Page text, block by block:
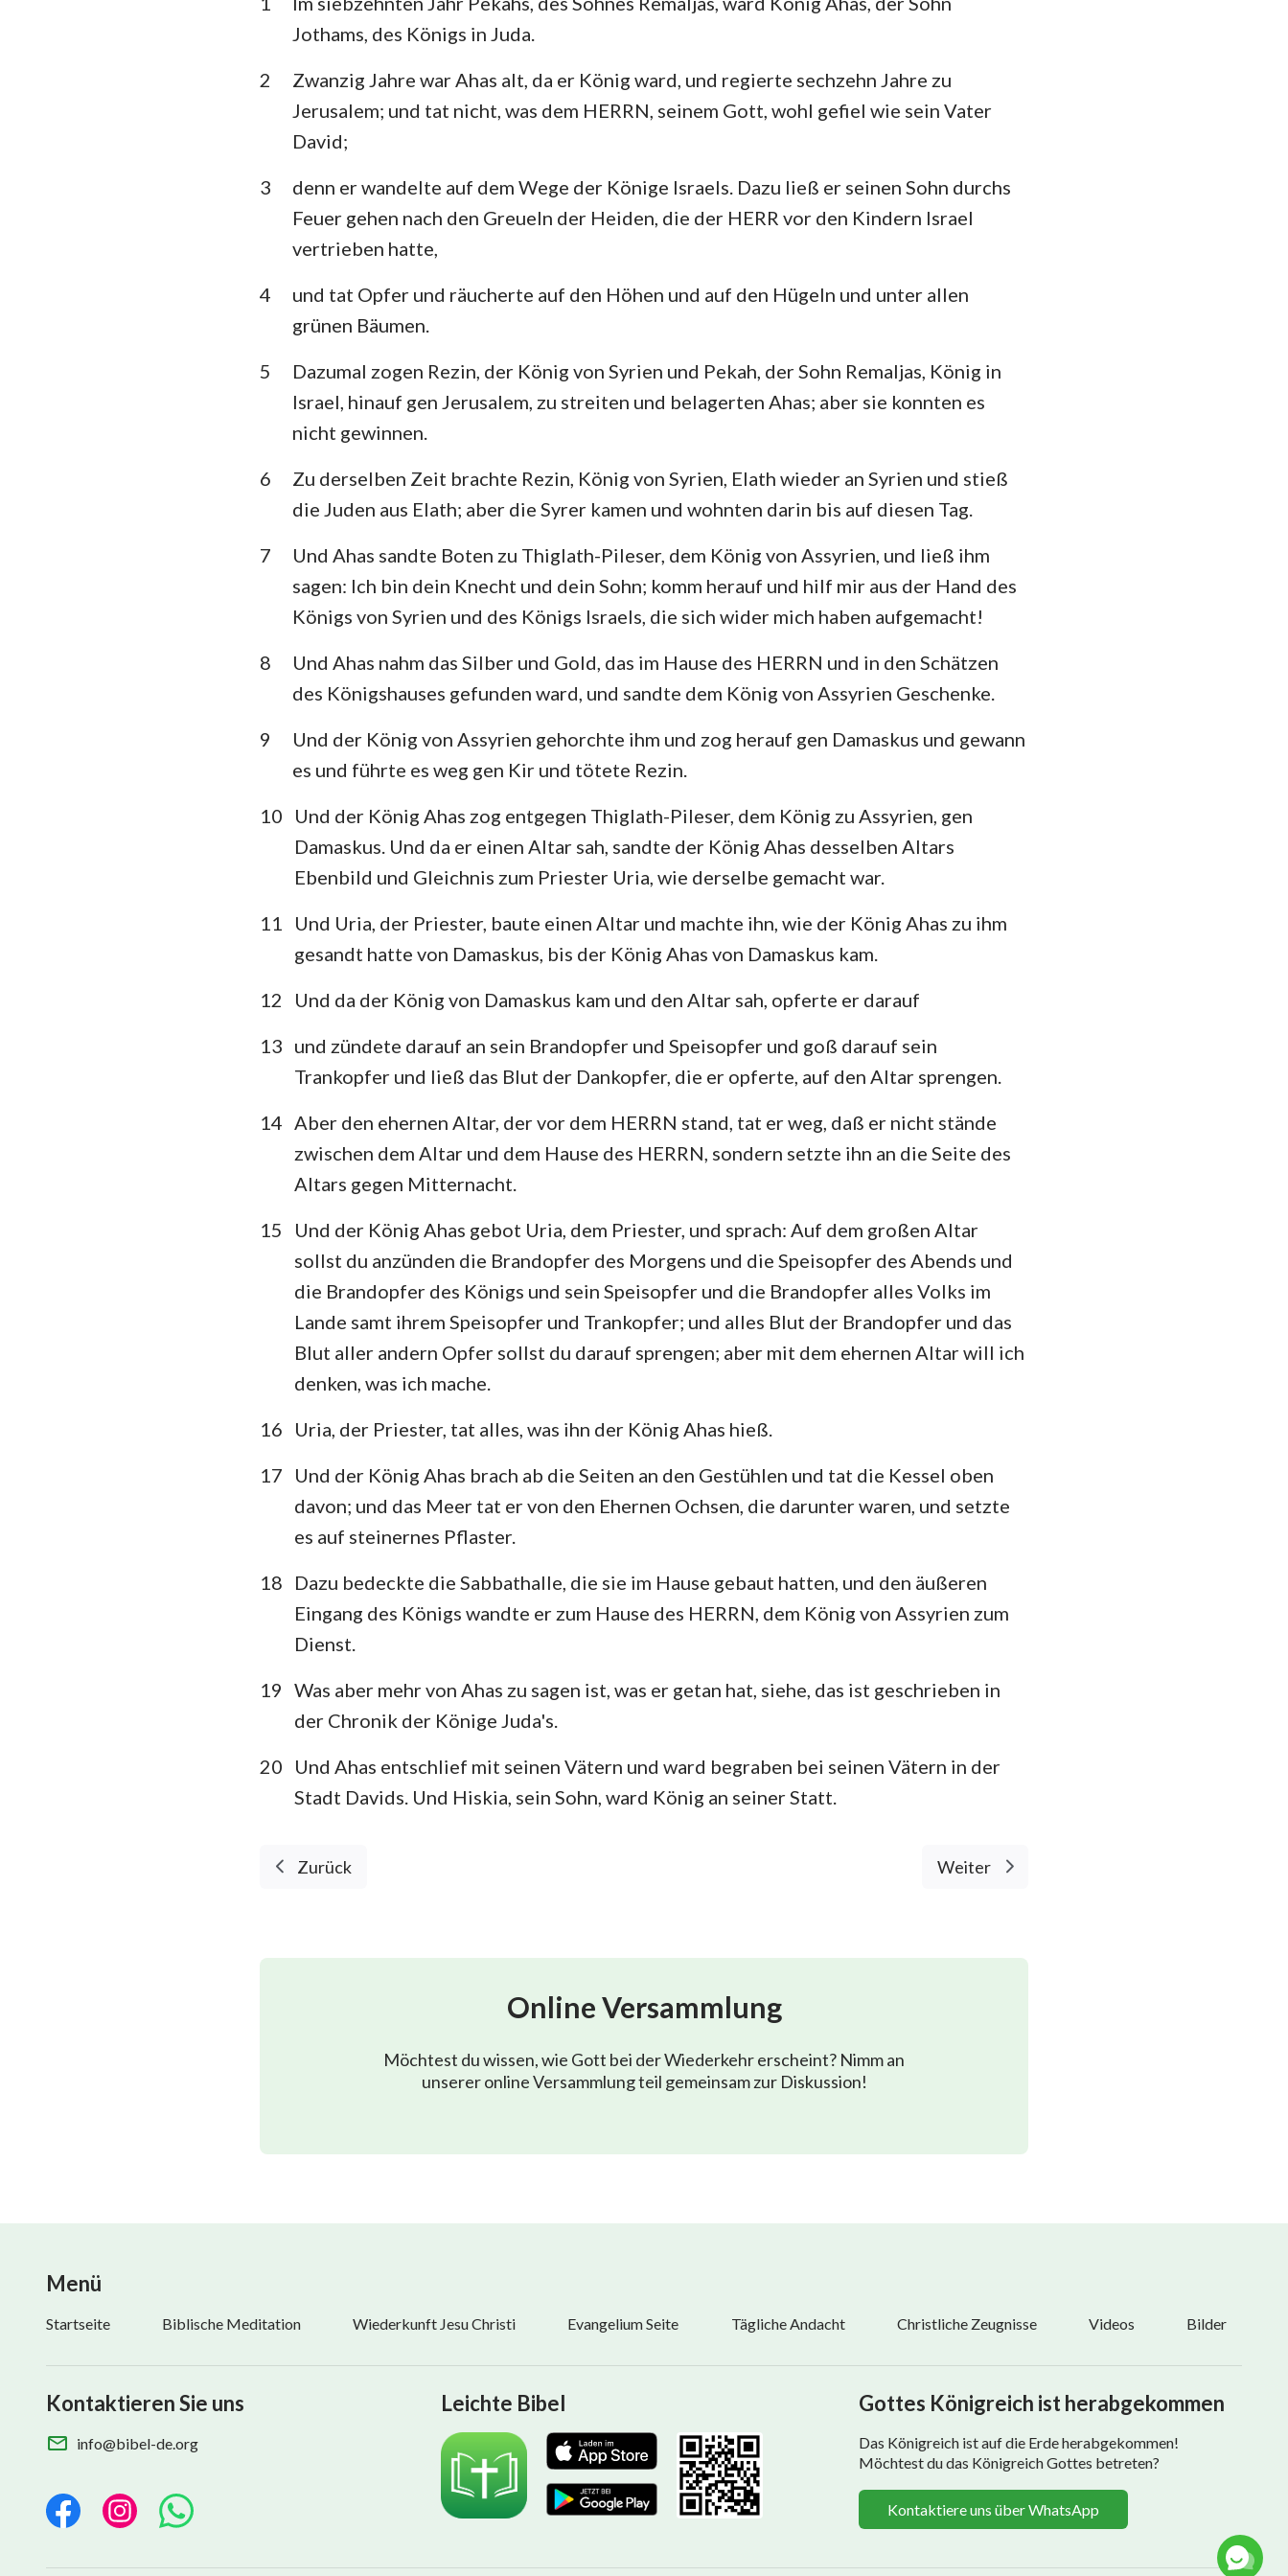
5. Mose Josua
Richter Rut
1. Chronik 2. Chronik
Esra
Esther Hiob
Psalm
Prediger Hohelied
Jesaja
Daniel Hosea
Joel Amos
Obadja Jona
Habakuk Zephanja
1. Korinther 2. Korinther
1. Thessalonicher 2. Thessalonicher
Titus Philemon
1. Petrus 2. Petrus
Offenbarung
Jothams, des Königs in Juda.
2
Zwanzig Jahre war Ahas alt, da er König ward, und regierte sechzehn Jahre zu
Jerusalem; und tat nicht, was dem HERRN, seinem Gott, wohl gefiel wie sein Vater
David;
3
denn er wandelte auf dem Wege der Könige Israels. Dazu ließ er seinen Sohn durchs
Feuer gehen nach den Greueln der Heiden, die der HERR vor den Kindern Israel
vertrieben hatte,
4
und tat Opfer und räucherte auf den Höhen und auf den Hügeln und unter allen
grünen Bäumen.
5
Dazumal zogen Rezin, der König von Syrien und Pekah, der Sohn Remaljas, König in
Israel, hinauf gen Jerusalem, zu streiten und belagerten Ahas; aber sie konnten es
nicht gewinnen.
6
Zu derselben Zeit brachte Rezin, König von Syrien, Elath wieder an Syrien und stieß
die Juden aus Elath; aber die Syrer kamen und wohnten darin bis auf diesen Tag.
7
Und Ahas sandte Boten zu Thiglath-Pileser, dem König von Assyrien, und ließ ihm
sagen: Ich bin dein Knecht und dein Sohn; komm herauf und hilf mir aus der Hand des
Königs von Syrien und des Königs Israels, die sich wider mich haben aufgemacht!
8
Und Ahas nahm das Silber und Gold, das im Hause des HERRN und in den Schätzen
des Königshauses gefunden ward, und sandte dem König von Assyrien Geschenke.
9
Und der König von Assyrien gehorchte ihm und zog herauf gen Damaskus und gewann
es und führte es weg gen Kir und tötete Rezin.
10
Und der König Ahas zog entgegen Thiglath-Pileser, dem König zu Assyrien, gen
Damaskus. Und da er einen Altar sah, sandte der König Ahas desselben Altars
Ebenbild und Gleichnis zum Priester Uria, wie derselbe gemacht war.
11
Und Uria, der Priester, baute einen Altar und machte ihn, wie der König Ahas zu ihm
gesandt hatte von Damaskus, bis der König Ahas von Damaskus kam.
12
Und da der König von Damaskus kam und den Altar sah, opferte er darauf
13 und zündete darauf an sein Brandopfer und Speisopfer und goß darauf sein
Trankopfer und ließ das Blut der Dankopfer, die er opferte, auf den Altar sprengen.
14 Aber den ehernen Altar, der vor dem HERRN stand, tat er weg, daß er nicht stände
zwischen dem Altar und dem Hause des HERRN, sondern setzte ihn an die Seite des
Altars gegen Mitternacht.
15
Und der König Ahas gebot Uria, dem Priester, und sprach: Auf dem großen Altar
sollst du anzünden die Brandopfer des Morgens und die Speisopfer des Abends und
die Brandopfer des Königs und sein Speisopfer und die Brandopfer alles Volks im
Lande samt ihrem Speisopfer und Trankopfer; und alles Blut der Brandopfer und das
Blut aller andern Opfer sollst du darauf sprengen; aber mit dem ehernen Altar will ich
denken, was ich mache.
16
Uria, der Priester, tat alles, was ihn der König Ahas hieß.
17
Und der König Ahas brach ab die Seiten an den Gestühlen und tat die Kessel oben
davon; und das Meer tat er von den Ehernen Ochsen, die darunter waren, und setzte
es auf steinernes Pflaster.
18
Dazu bedeckte die Sabbathalle, die sie im Hause gebaut hatten, und den äußeren
Eingang des Königs wandte er zum Hause des HERRN, dem König von Assyrien zum
Dienst.
19 Was aber mehr von Ahas zu sagen ist, was er getan hat, siehe, das ist geschrieben in
der Chronik der Könige Juda's.
20
Und Ahas entschlief mit seinen Vätern und ward begraben bei seinen Vätern in der
Stadt Davids. Und Hiskia, sein Sohn, ward König an seiner Statt.
Zurück Weiter
Online Versammlung
Möchtest du wissen, wie Gott bei der Wiederkehr erscheint? Nimm an
unserer online Versammlung teil gemeinsam zur Diskussion!
Menü
Startseite Biblische Meditation Wiederkunft Jesu Christi Evangelium Seite Tägliche Andacht Christliche Zeugnisse Videos Bilder
Kontaktieren Sie uns
info@bibel-de.org
Leichte Bibel Gottes Königreich ist herabgekommen
Das Königreich ist auf die Erde herabgekommen!
Möchtest du das Königreich Gottes betreten?
Kontaktiere uns über WhatsApp